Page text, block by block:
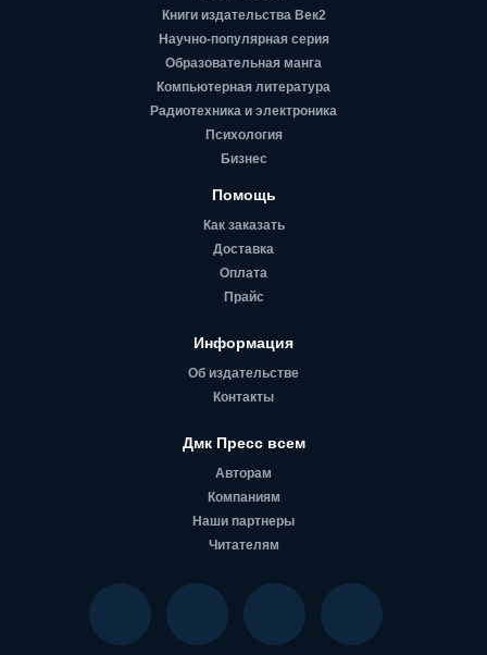
Книги издательства Век2
Научно-популярная серия
Образовательная манга
Компьютерная литература
Радиотехника и электроника
Психология
Бизнес
Помощь
Как заказать
Доставка
Оплата
Прайс
Информация
Об издательстве
Контакты
Дмк Пресс всем
Авторам
Компаниям
Наши партнеры
Читателям